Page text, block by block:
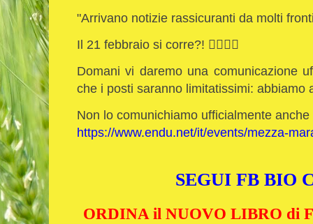
"Arrivano notizie rassicuranti da molti
Il 21 febbraio si corre?! 🏃‍♂️🏃‍♀️
Domani vi daremo una comunicazione
che i posti saranno limitatissimi: abbiamo
Non lo comunichiamo ufficialmente
https://www.endu.net/it/events/mezza-
SEGUI FB BIO
ORDINA il NUOVO LIBRO di